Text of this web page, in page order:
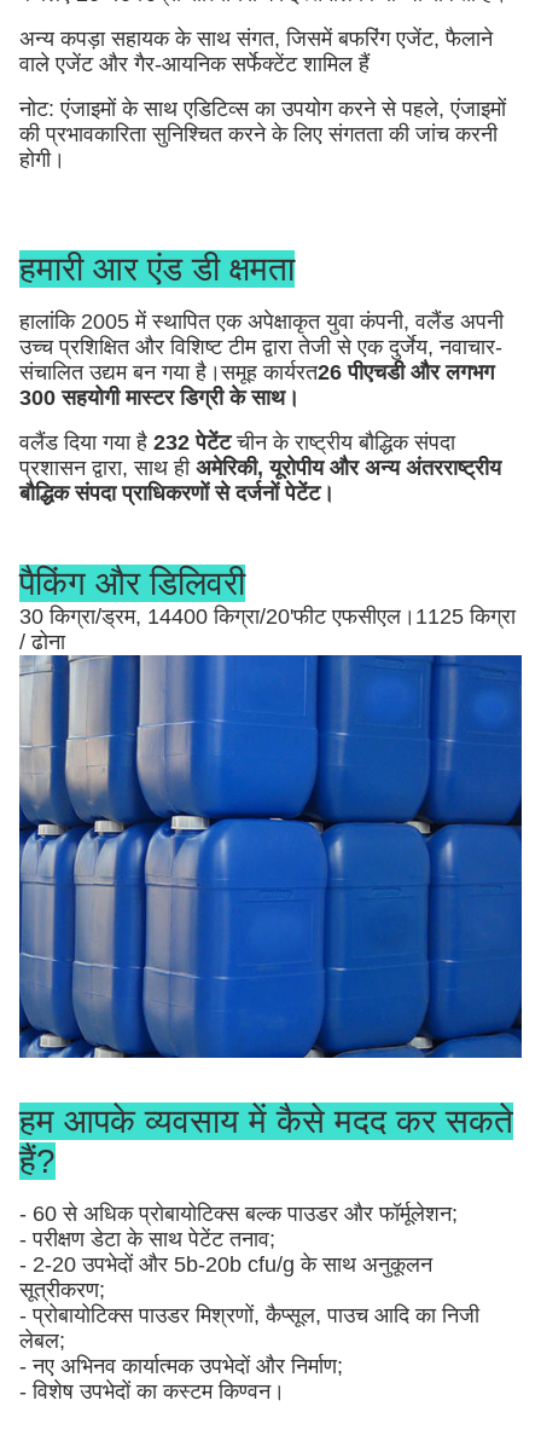
अन्य कपड़ा सहायक के साथ संगत, जिसमें बफरिंग एजेंट, फैलाने
वाले एजेंट और गैर-आयनिक सर्फेक्टेंट शामिल हैं
नोट: एंजाइमों के साथ एडिटिव्स का उपयोग करने से पहले, एंजाइमों
की प्रभावकारिता सुनिश्चित करने के लिए संगतता की जांच करनी
होगी।
हमारी आर एंड डी क्षमता
हालांकि 2005 में स्थापित एक अपेक्षाकृत युवा कंपनी, वलैंड अपनी
उच्च प्रशिक्षित और विशिष्ट टीम द्वारा तेजी से एक दुर्जेय, नवाचार-
संचालित उद्यम बन गया है।समूह कार्यरत26 पीएचडी और लगभग
300 सहयोगी मास्टर डिग्री के साथ।
वलैंड दिया गया है 232 पेटेंटचीन के राष्ट्रीय बौद्धिक संपदा
प्रशासन द्वारा, साथ ही अमेरिकी, यूरोपीय और अन्य अंतरराष्ट्रीय
बौद्धिक संपदा प्राधिकरणों से दर्जनों पेटेंट।
पैकिंग और डिलिवरी
30 किग्रा/ड्रम, 14400 किग्रा/20'फीट एफसीएल।1125 किग्रा
/ ढोना
हम आपके व्यवसाय में कैसे मदद कर सकते
हैं?
- 60 से अधिक प्रोबायोटिक्स बल्क पाउडर और फॉर्मूलेशन;
- परीक्षण डेटा के साथ पेटेंट तनाव;
- 2-20 उपभेदों और 5b-20b cfu/g के साथ अनुकूलन
सूत्रीकरण;
- प्रोबायोटिक्स पाउडर मिश्रणों, कैप्सूल, पाउच आदि का निजी
लेबल;
- नए अभिनव कार्यात्मक उपभेदों और निर्माण;
- विशेष उपभेदों का कस्टम किण्वन।